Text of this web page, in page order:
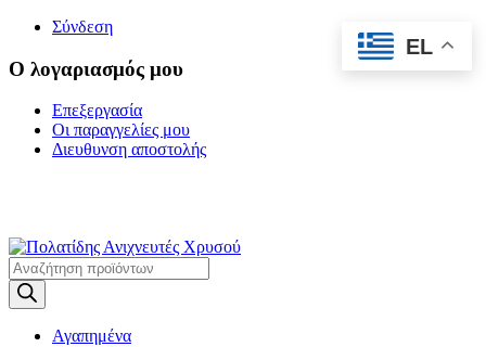
Σύνδεση
Ο λογαριασμός μου
Επεξεργασία
Οι παραγγελίες μου
Διευθυνση αποστολής
Products
search
Αγαπημένα
EL